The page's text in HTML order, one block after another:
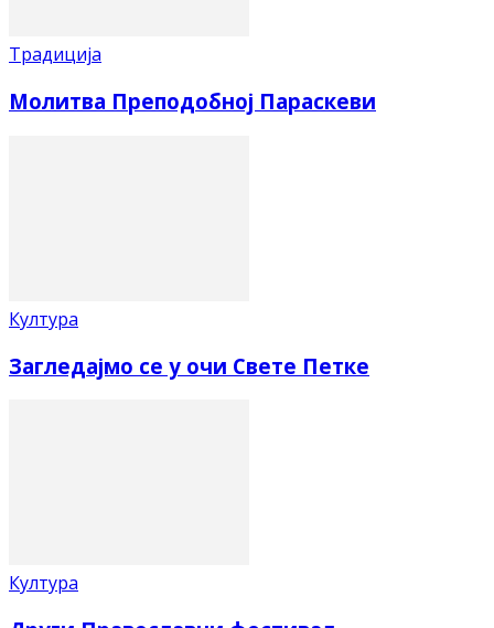
Традиција
Молитва Преподобној Параскеви
Култура
Загледајмо се у очи Свете Петке
Култура